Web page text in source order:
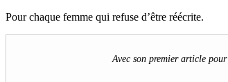
Pour chaque femme qui refuse d’être réécrite.
Avec son premier article pour